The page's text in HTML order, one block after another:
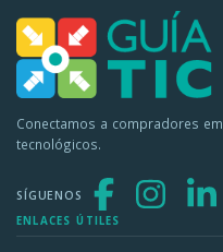
Conectamos a compradores
tecnológicos.
SÍGUENOS
ENLACES ÚTILES